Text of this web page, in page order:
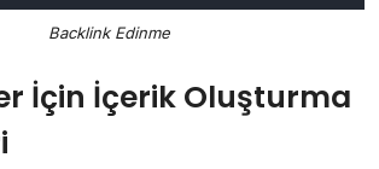
Backlink Edinme
İçin İçerik Oluşturma